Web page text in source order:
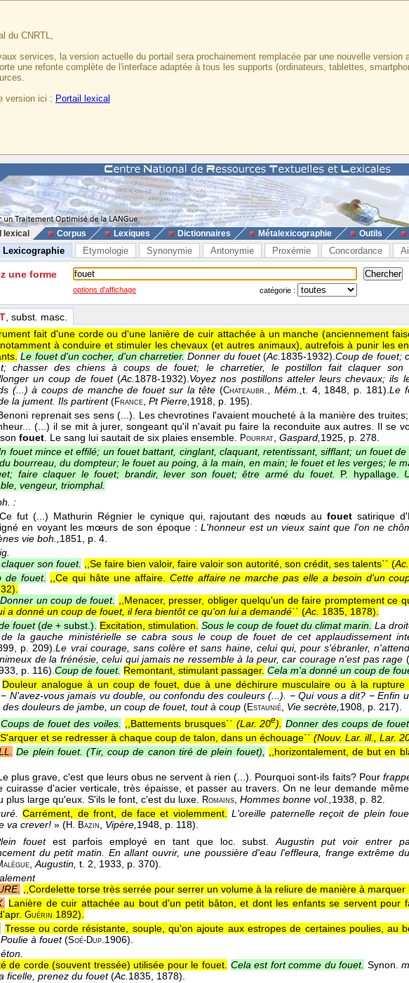
du CNRTL,
services, la version actuelle du portail sera prochainement remplacée par une nouvelle version
une refonte complète de l'interface adaptée à tous les supports (ordinateurs, tablettes,
version ici : Portail lexical
lexical Corpus Lexiques Dictionnaires Métalexicographie Outils
Lexicographie Etymologie Synonymie Antonymie Proxémie Concordance
une forme
options d'affichage catégorie :
, subst. masc.
fait d'une corde ou d'une lanière de cuir attachée à un manche (anciennement
à conduire et stimuler les chevaux (et autres animaux), autrefois à punir les
Le fouet d'un cocher, d'un charretier. Donner du fouet(Ac.1835-1932).Coup de fouet;
chasser des chiens à coups de fouet; le charretier, le postillon fait claquer son
un coup de fouet(Ac.1878-1932).Voyez nos postillons atteler leurs chevaux; ils
(...) à coups de manche de fouet sur la tête(Chateaubr., Mém.,t. 4, 1848, p. 181).Le
la jument. Ils partirent(France, Pt Pierre,1918, p. 195).
reprenait ses sens (...). Les chevrotines l'avaient moucheté à la manière des
(...) il se mit à jurer, songeant qu'il n'avait pu faire la reconduite aux autres. Il se
fouet. Le sang lui sautait de six plaies ensemble. Pourrat, Gaspard,1925, p. 278.
fouet mince et effilé; un fouet battant, cinglant, claquant, retentissant, sifflant; un fouet
bourreau, du dompteur; le fouet au poing, à la main, en main; le fouet et les verges; le
faire claquer le fouet; brandir, lever son fouet; être armé du fouet.
P. hypallage.
vengeur, triomphal.
:
fut (...) Mathurin Régnier le cynique qui, rajoutant des nœuds aufouet satirique
en voyant les mœurs de son époque :L'honneur est un vieux saint que l'on ne
vie boh.,1851, p. 4.
son fouet. ,,Se faire bien valoir, faire valoir son autorité, son crédit, ses talents`` (Ac.
de fouet. ,,Ce qui hâte une affaire. Cette affaire ne marche pas elle a besoin d'un
).
Donner un coup de fouet. ,,Menacer, presser, obliger quelqu'un de faire promptement ce
a donné un coup de fouet, il fera bientôt ce qu'on lui a demandé`` (Ac. 1835, 1878).
fouet(de + subst.). Excitation, stimulation. Sous le coup de fouet du climat marin. La
la gauche ministérielle se cabra sous le coup de fouet de cet applaudissement
, p. 209).Le vrai courage, sans colère et sans haine, celui qui, pour s'ébranler,
de la frénésie, celui qui jamais ne ressemble à la peur, car courage n'est pas rage (
, p. 116).Coup de fouet. Remontant, stimulant passager. Cela m'a donné un coup de
Douleur analogue à un coup de fouet, due à une déchirure musculaire ou à la rupture
− N'avez-vous jamais vu double, ou confondu des couleurs (...). − Qui vous a dit? − Enfin
des douleurs de jambe, un coup de fouet, tout à coup (Estaunié, Vie secrète,1908, p. 217).
Coups de fouet des voiles. ,,Battements brusques`` (Lar. 20e). Donner des coups de fouet
,,S'arquer et se redresser à chaque coup de talon, dans un échouage`` (Nouv. Lar. ill., Lar.
De plein fouet. (Tir, coup de canon tiré de plein fouet), ,,horizontalement, de but en
plus grave, c'est que leurs obus ne servent à rien (...). Pourquoi sont-ils faits? Pour
cuirasse d'acier verticale, très épaisse, et passer au travers. On ne leur demande
plus large qu'eux. S'ils le font, c'est du luxe.
Romains Hommes bonne vol., 1938 , p. 82.
Carrément, de front, de face et violemment. L'oreille paternelle reçoit de plein
va crever! » (H. Bazin Vipère, 1948 , p. 118).
fouetest parfois employé en tant que loc. subst.Augustin put voir entrer
du petit matin. En allant ouvrir, une poussière d'eau l'effleura, frange extrême
Augustin, t. 2, 1933, p. 370).
,,Cordelette torse très serrée pour serrer un volume à la reliure de manière à marquer
Lanière de cuir attachée au bout d'un petit bâton, et dont les enfants se servent pour
Guérin 1892).
Tresse ou corde résistante, souple, qu'on ajoute aux estropes de certaines poulies, au
Poulie à fouet(Soé-Dup. 1906).
de corde (souvent tressée) utilisée pour le fouet. Cela est fort comme du fouet. Synon.
ficelle, prenez du fouet(Ac. 1835, 1878).